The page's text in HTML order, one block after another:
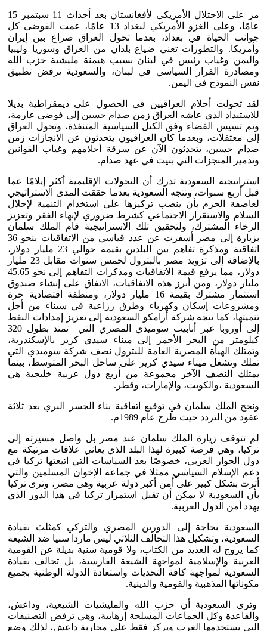
مر على الاحتلال الأمريكي لأفغانستان بعد أحداث 11 سبتمبر 15
عامًا، وعلى الغزو الأمريكي لبغداد 13 عامًا، عمت الفوضى كل
جوانب الحياة في بغداد، بعدما تحول العراق صراع بين إيران
وأمريكا. والتطورات تعني ضياع بلدان من العراق وسوريا وليبيا
واليمن وغياب رئيس في لبنان بسبب هيمنة مليشية حزب الله
ومصادرة القرار السياسي في لبنان، والسعودية ترفض تطبيق
نفس النموذج في اليمن.
لقد تحولت أحلام العراقيين في الحصول على ديمقراطية بديلا
للاستبداد الذي عاشه العراق زمن صدام حسين إلى فوضى عارمة،
وتم تسيس القضاء وفق الكتل السياسية المتنفذة، وتحول العراق
إلى معتقلات، وبعدما كان العراقيون يتحدثون عن الانجازات زمن
صدام حسين، يتحدثون الآن عن سرقة أحلامهم وغياب القوانين
وتدمير المنجزات التي بنيت في عهد صدام.
استراتيجية السعودية تدرك أن التحولات الإقليمية أكثر إيلامًا عما
قبل أربع سنوات، وتتجه السعودية بعدما حققت المدى الاستراتيجي
لعاصفة الحزم بأن ينصب تركيزها على استخدام التنمية لإحلال
السلام والاستقرار الاجتماعي كشرط ضروري لإنهاء الفقر وتعزيز
الرخاء المشترك، ولتحقيق تلك الاستراتيجية قام الملك سلمان
بزيارة إلى مصر أسفرت عن عدد قياسي من الاتفاقيات بنحو 36
اتفاقية ومذكرة تفاهم بين البلدين بقيمة حوالي 23 مليار دولار،
بالإضافة إلى تزويد مصر بالبترول لخمس سنوات مقابل 23 مليار
دولار، مما يرفع قيمة الاتفاقيات ومذكرات التفاهم إلى نحو 45.65
مليار دولار، ومن أبرز هذه الاتفاقيات، الاتفاق على إنشاء صندوق
استثمار مشترك بقيمة 16 مليار دولار، ومنطقة اقتصادية حرة
ومشروعات إسكان وكهرباء وطرق زراعية في سيناء من أجل
تنميتها، كما تتجه شركة أرامكو السعودية إلى تعزيز إمدادات النفط
إلى أوروبا عبر أنابيب سوميدي المصري التي تمتد بطول 320
كيلومتر من البحر الأحمر إلى ميناء سيدي كرير بالإسكندرية،
وتمتلك الهيأة المصرية العامة للبترول نصف شركة سوميدي التي
تملك وتشغل ميناء سيدي كرير على ساحل البحر المتوسط، بينما
يمتلك النصف الآخر مجموعة من أربع دول عربية خليجية هي
السعودية ،والكويت، والإمارات، وقطر.
ونجح الملك سلمان في توقيع اتفاقية بناء الجسر البري بعد ثلاثة
عقود من التردد حيث طرح عام 1989م.
لم تتوقف زيارة الملك سلمان عند مصر بل واصل مسيرته إلى
تركيا، وهي فرصة كبيرة لهذا البلد الذي يعاني علاقات مرتبكة مع
دول الجوار العربي، خصوصًا بعد السياسات التي اتبعتها تركيا في
دعم الإسلام السياسي ممثلا في جماعة الإخوان المسلمين والتي
أثرت بشكل كبير على أمن أكبر دولة عربية وهي مصر، وترى تركيا
بأن السعودية لا يمكن أن تقبل استمرار تركيا في هذا الدور الذي
يهدد أمن الدول العربية.
السعودية بحاجة إلى الدورين المصري والتركي كمثلث بقيادة
السعودية، وتشكيل هذا التحالف الثلاثي ليس ماردا سنيا ضد الشيعة
كما يروج له العديد من الكتاب، ولا قومية سنية بديلة عن القومية
العربية والإسلامية لمواجهة الشيعة الفارسية، بل تحالف بقيادة
السعودية لمواجهة كافة التحديات واستعادة الدولة الوطنية بجميع
مكوناتها المذهبية والقومية والدينية.
وترى السعودية أن حزب الله والمليشيات الشيعية، وداعش،
والقاعدة وكل الجماعات المسلحة إرهابية، وهي ترفض التصنيفات
التي يستخدمها الغرب ويركز فقط على محاربة داعش، لذلك وضع